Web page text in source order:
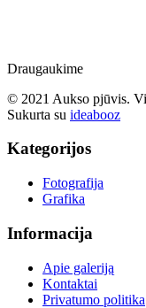
Draugaukime
© 2021 Aukso pjūvis.
Sukurta su ideabooz
Kategorijos
Fotografija
Grafika
Informacija
Apie galeriją
Kontaktai
Privatumo politika